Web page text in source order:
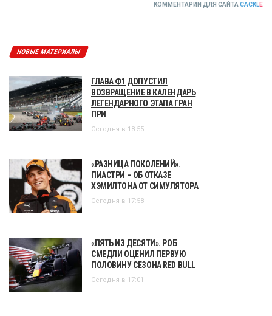
КОММЕНТАРИИ ДЛЯ САЙТА CACKLE
НОВЫЕ МАТЕРИАЛЫ
ГЛАВА Ф1 ДОПУСТИЛ
ВОЗВРАЩЕНИЕ В КАЛЕНДАРЬ
ЛЕГЕНДАРНОГО ЭТАПА ГРАН
ПРИ
Сегодня в 18:55
«РАЗНИЦА ПОКОЛЕНИЙ».
ПИАСТРИ – ОБ ОТКАЗЕ
ХЭМИЛТОНА ОТ СИМУЛЯТОРА
Сегодня в 17:58
«ПЯТЬ ИЗ ДЕСЯТИ». РОБ
СМЕДЛИ ОЦЕНИЛ ПЕРВУЮ
ПОЛОВИНУ СЕЗОНА RED BULL
Сегодня в 17:01